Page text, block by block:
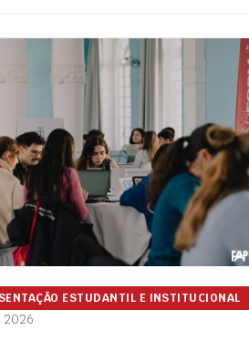
ESTUDANTIL E INSTITUCIONAL
2026